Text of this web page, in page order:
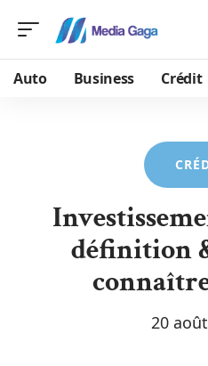
Auto Business Crédit
définition
20